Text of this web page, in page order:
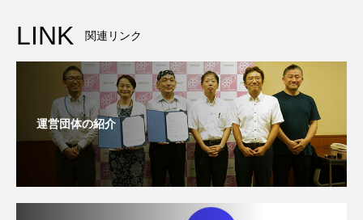
LINK 関連リンク
運営団体の紹介